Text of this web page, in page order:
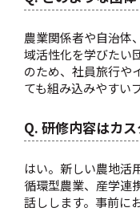
農業関係者や自治体
域活性化を学びたい
のため、社員旅行や
ても組み込みやすい
Q. 研修内容はカ
はい。新しい農地活
循環型農業、産学連
話しします。事前に